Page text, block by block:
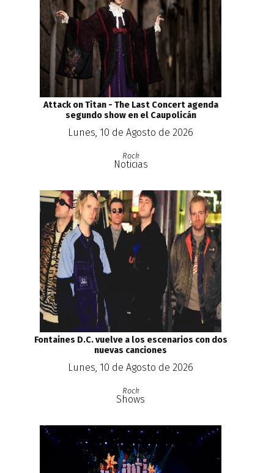
Attack on Titan - The Last Concert agenda
segundo show en el Caupolicán
Lunes, 10 de Agosto de 2026
Rock
Noticias
Fontaines D.C. vuelve a los escenarios con dos
nuevas canciones
Lunes, 10 de Agosto de 2026
Rock
Shows